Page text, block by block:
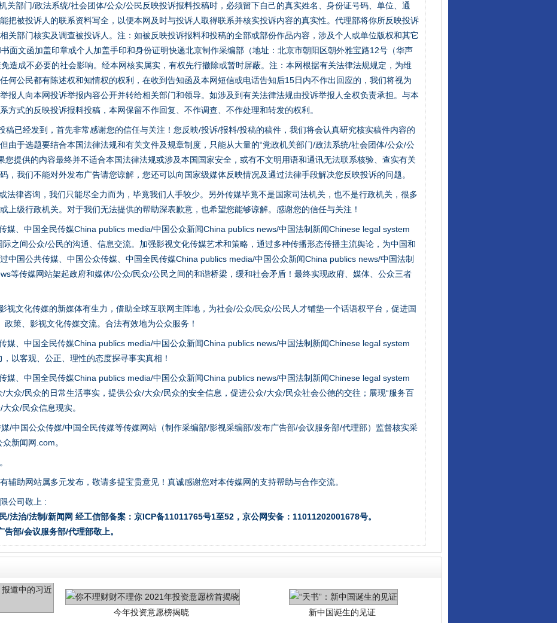
关部门/政法系统/社会团体/公众/公民反映投诉报料投稿时，必须留下自己的真实姓名、身份证号码、单位、通
把被投诉人的联系资料写全，以便本网及时与投诉人取得联系并核实投诉内容的真实性。代理部将你所反映投诉
关部门核实及调查被投诉人。注：如被反映投诉报料和投稿的全部或部份作品内容，涉及个人或单位版权和其它
面文函加盖印章或个人加盖手印和身份证明快递北京制作采编部（地址：北京市朝阳区朝外雅宝路12号（华声
造成不必要的社会影响。经本网核实属实，有权先行撤除或暂时屏蔽。注：本网根据有关法律法规规定，为维
何公民都有陈述权和知情权的权利，在收到告知函及本网短信或电话告知后15日内不作出回应的，我们将视为
报人向本网投诉举报内容公开并转给相关部门和领导。如涉及到有关法律法规由投诉举报人全权负责承担。与本
方式的反映投诉报料投稿，本网保留不作回复、不作调查、不作处理和转发的权利。
稿已经发到，首先非常感谢您的信任与关注！您反映/投诉/报料/投稿的稿件，我们将会认真研究核实稿件内容的
由于选题要结合本国法律法规和有关文件及规章制度，只能从大量的“党政机关部门/政法系统/社会团体/公众/公
您提供的内容最终并不适合本国法律法规或涉及本国国家安全，或有不文明用语和通讯无法联系核验、查实有关
，我们不能对外发布广告请您谅解，您还可以向国家级媒体反映情况及通过法律手段解决您反映投诉的问题。
法律咨询，我们只能尽全力而为，毕竟我们人手较少。另外传媒毕竟不是国家司法机关，也不是行政机关，很多
上级行政机关。对于我们无法提供的帮助深表歉意，也希望您能够谅解。感谢您的信任与关注！
媒、中国全民传媒China publics media/中国公众新闻China publics news/中国法制新闻Chinese legal system
之间公众/公民的沟通、信息交流。加强影视文化传媒艺术和策略，通过多种传播形态传播主流舆论，为中国和
中国公共传媒、中国公众传媒、中国全民传媒China publics media/中国公众新闻China publics news/中国法制
等传媒网站架起政府和媒体/公众/民众/公民之间的和谐桥梁，缓和社会矛盾！最终实现政府、媒体、公众三者
视文化传媒的新媒体有生力，借助全球互联网主阵地，为社会/公众/民众/公民人才铺垫一个话语权平台，促进国
政策、影视文化传媒交流。合法有效地为公众服务！
媒、中国全民传媒China publics media/中国公众新闻China publics news/中国法制新闻Chinese legal system
以客观、公正、理性的态度探寻事实真相！
媒、中国全民传媒China publics media/中国公众新闻China publics news/中国法制新闻Chinese legal system
大众/民众的日常生活事实，提供公众/大众/民众的安全信息，促进公众/大众/民众社会公德的交往；展现“服务百
众/民众信息现实。
/中国公众传媒/中国全民传媒等传媒网站（制作采编部/影视采编部/发布广告部/会议服务部/代理部）监督核实采
新闻网.com。
辅助网站属多元发布，敬请多提宝贵意见！真诚感谢您对本传媒网的支持帮助与合作交流。
公司敬上 :
/法治/法制/新闻网 经工信部备案：京ICP备11011765号1至52，京公网安备：11011202001678号。
部/会议服务部/代理部敬上。
茶叶“炒上天”
“神药”背后的真相
法官巧妙执行解纠纷
今年投资意愿榜揭晓 新中国诞生的见证